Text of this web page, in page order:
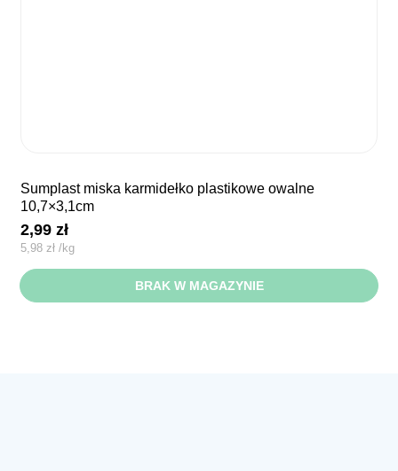
sumplast miska karmidełko plastikowe owalne
10,7×3,1cm
2,99zł
5,98 zł /kg
BRAK W MAGAZYNIE